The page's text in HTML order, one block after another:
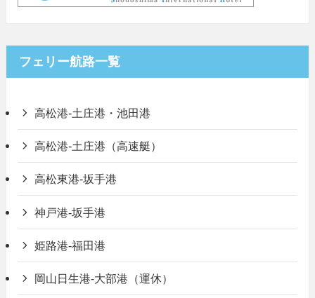
フェリー航路一覧
高松港-土庄港・池田港
高松港-土庄港（高速艇）
高松東港-坂手港
神戸港-坂手港
姫路港-福田港
岡山日生港-大部港（運休）